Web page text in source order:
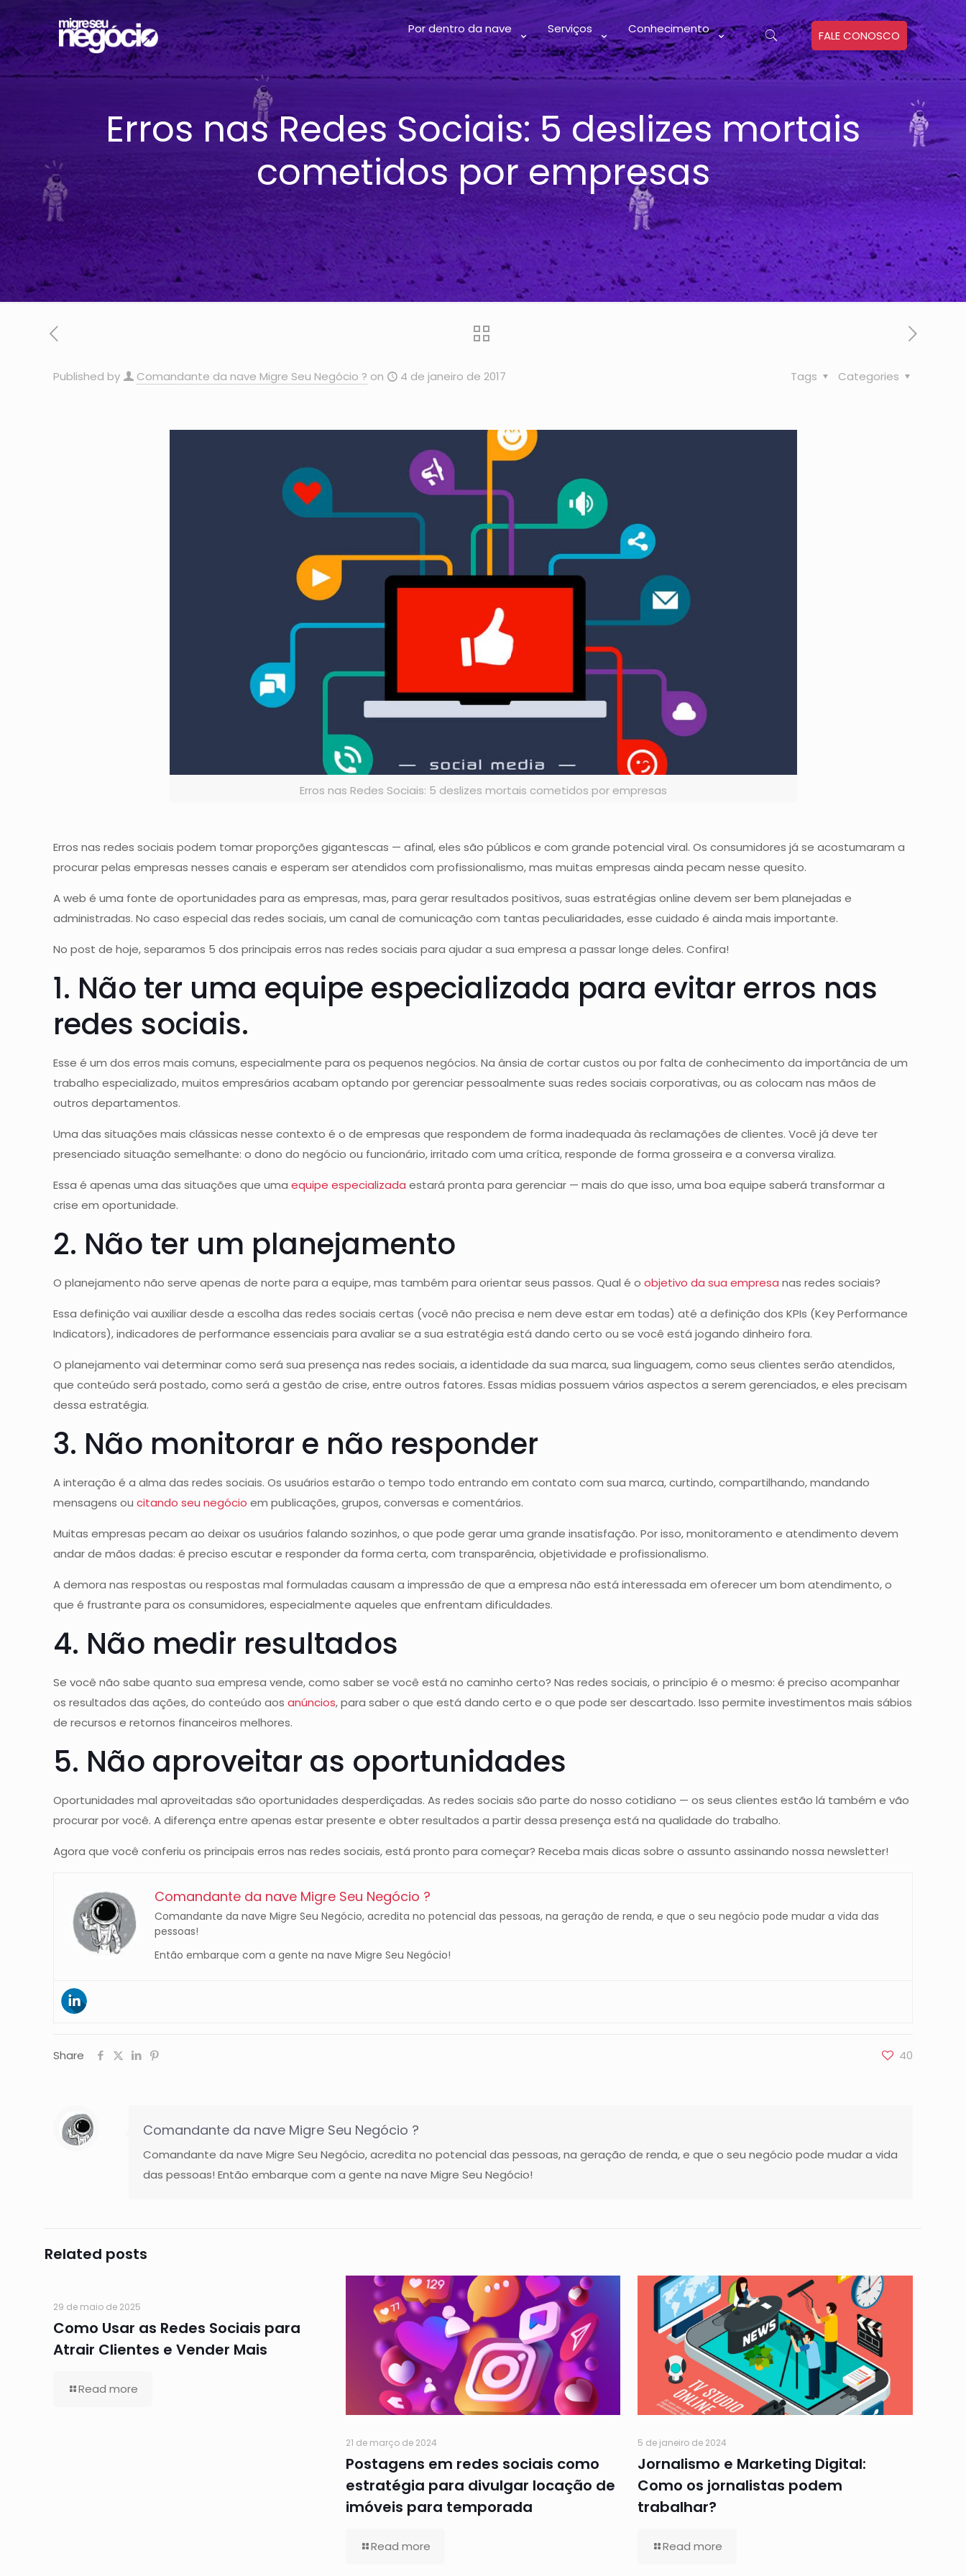
Por dentro da nave Serviços Conhecimento FALE CONOSCO
Erros nas Redes Sociais: 5 deslizes mortais
cometidos por empresas
Published by Comandante da nave Migre Seu Negócio ? on 4 de janeiro de 2017 Categories
Tags
Erros nas Redes Sociais: 5 deslizes mortais cometidos por empresas
Erros nas redes sociais podem tomar proporções gigantescas — afinal, eles são públicos e com grande potencial viral. Os consumidores já se acostumaram a
procurar pelas empresas nesses canais e esperam ser atendidos com profissionalismo, mas muitas empresas ainda pecam nesse quesito.
A web é uma fonte de oportunidades para as empresas, mas, para gerar resultados positivos, suas estratégias online devem ser bem planejadas e
administradas. No caso especial das redes sociais, um canal de comunicação com tantas peculiaridades, esse cuidado é ainda mais importante.
No post de hoje, separamos 5 dos principais erros nas redes sociais para ajudar a sua empresa a passar longe deles. Confira!
1. Não ter uma equipe especializada para evitar erros nas
redes sociais.
Esse é um dos erros mais comuns, especialmente para os pequenos negócios. Na ânsia de cortar custos ou por falta de conhecimento da importância de um
trabalho especializado, muitos empresários acabam optando por gerenciar pessoalmente suas redes sociais corporativas, ou as colocam nas mãos de
outros departamentos.
Uma das situações mais clássicas nesse contexto é o de empresas que respondem de forma inadequada às reclamações de clientes. Você já deve ter
presenciado situação semelhante: o dono do negócio ou funcionário, irritado com uma crítica, responde de forma grosseira e a conversa viraliza.
Essa é apenas uma das situações que umaequipe especializada estará pronta para gerenciar — mais do que isso, uma boa equipe saberá transformar a
crise em oportunidade.
2. Não ter um planejamento
O planejamento não serve apenas de norte para a equipe, mas também para orientar seus passos. Qual é oobjetivo da sua empresa nas redes sociais?
Essa definição vai auxiliar desde a escolha das redes sociais certas (você não precisa e nem deve estar em todas) até a definição dos KPIs (Key Performance
Indicators), indicadores de performance essenciais para avaliar se a sua estratégia está dando certo ou se você está jogando dinheiro fora.
O planejamento vai determinar como será sua presença nas redes sociais, a identidade da sua marca, sua linguagem, como seus clientes serão atendidos,
que conteúdo será postado, como será a gestão de crise, entre outros fatores. Essas mídias possuem vários aspectos a serem gerenciados, e eles precisam
dessa estratégia.
3. Não monitorar e não responder
A interação é a alma das redes sociais. Os usuários estarão o tempo todo entrando em contato com sua marca, curtindo, compartilhando, mandando
mensagens oucitando seu negócio em publicações, grupos, conversas e comentários.
Muitas empresas pecam ao deixar os usuários falando sozinhos, o que pode gerar uma grande insatisfação. Por isso, monitoramento e atendimento devem
andar de mãos dadas: é preciso escutar e responder da forma certa, com transparência, objetividade e profissionalismo.
A demora nas respostas ou respostas mal formuladas causam a impressão de que a empresa não está interessada em oferecer um bom atendimento, o
que é frustrante para os consumidores, especialmente aqueles que enfrentam dificuldades.
4. Não medir resultados
Se você não sabe quanto sua empresa vende, como saber se você está no caminho certo? Nas redes sociais, o princípio é o mesmo: é preciso acompanhar
os resultados das ações, do conteúdo aosanúncios, para saber o que está dando certo e o que pode ser descartado. Isso permite investimentos mais sábios
de recursos e retornos financeiros melhores.
5. Não aproveitar as oportunidades
Oportunidades mal aproveitadas são oportunidades desperdiçadas. As redes sociais são parte do nosso cotidiano — os seus clientes estão lá também e vão
procurar por você. A diferença entre apenas estar presente e obter resultados a partir dessa presença está na qualidade do trabalho.
Agora que você conferiu os principais erros nas redes sociais, está pronto para começar? Receba mais dicas sobre o assunto assinando nossa newsletter!
Comandante da nave Migre Seu Negócio ?
Comandante da nave Migre Seu Negócio, acredita no potencial das pessoas, na geração de renda, e que o seu negócio pode mudar a vida das
pessoas!
Então embarque com a gente na nave Migre Seu Negócio!
Share 40
Comandante da nave Migre Seu Negócio ?
Comandante da nave Migre Seu Negócio, acredita no potencial das pessoas, na geração de renda, e que o seu negócio pode mudar a vida
das pessoas! Então embarque com a gente na nave Migre Seu Negócio!
Related posts
29 de maio de 2025
Como Usar as Redes Sociais para
Atrair Clientes e Vender Mais
Read more
21 de março de 2024
Postagens em redes sociais como
estratégia para divulgar locação de
imóveis para temporada
Read more
5 de janeiro de 2024
Jornalismo e Marketing Digital:
Como os jornalistas podem
trabalhar?
Read more